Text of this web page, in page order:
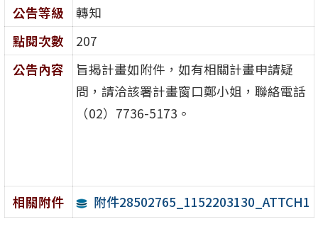
公告等級
轉知
點閱次數
207
公告內容
旨揭計畫如附件，如有相關計畫申請疑
問，請洽該署計畫窗口鄭小姐，聯絡電話
（02）7736-5173。
相關附件 附件28502765_1152203130_ATTCH1